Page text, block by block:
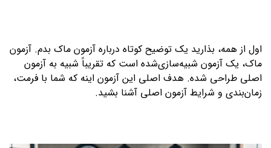
اول از همه، بذارید یک توضیح کوتاه درباره آزمون ماک بدم. آزمون
ماک، یک آزمون شبیه‌سازی‌شده است که تقریباً شبیه به آزمون
اصلی طراحی شده. هدف اصلی این آزمون اینه که شما با فرمت،
زمان‌بندی و شرایط آزمون اصلی آشنا بشید.